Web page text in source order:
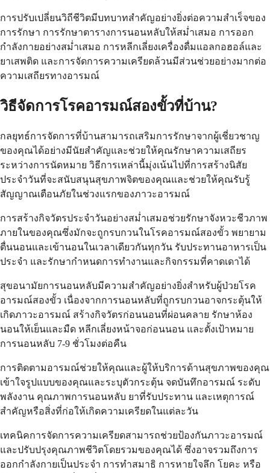
การปรับเปลี่ยนวิถีชีวิตมีบทบาทสำคัญอย่างยิ่งต่อความสำเร็จของ
การรักษา การรักษาตารางการนอนหลับให้สม่ำเสมอ การออก
กำลังกายอย่างสม่ำเสมอ การหลีกเลี่ยงเครื่องดื่มแอลกอฮอล์และ
ยาเสพติด และการจัดการความเครียดล้วนมีส่วนช่วยอย่างมากต่อ
ความเสถียรทางอารมณ์
วิธีจัดการโรคอารมณ์สองขั้วที่บ้าน?
กลยุทธ์การจัดการที่บ้านสามารถเสริมการรักษาจากผู้เชี่ยวชาญ
ของคุณได้อย่างมีนัยสำคัญและช่วยให้คุณรักษาความเสถียร
ระหว่างการนัดหมาย วิธีการเหล่านี้มุ่งเน้นไปที่การสร้างนิสัย
ประจำวันที่จะสนับสนุนสุขภาพจิตของคุณและช่วยให้คุณรับรู้
สัญญาณเตือนภัยในช่วงแรกของภาวะอารมณ์
การสร้างกิจวัตรประจำวันอย่างสม่ำเสมอช่วยรักษาจังหวะชีวภาพ
ภายในของคุณซึ่งมักจะถูกรบกวนในโรคอารมณ์สองขั้ว พยายาม
ตื่นนอนและเข้านอนในเวลาเดียวกันทุกวัน รับประทานอาหารเป็น
ประจำ และรักษากำหนดการทำงานและกิจกรรมที่คาดเดาได้
สุขอนามัยการนอนหลับมีความสำคัญอย่างยิ่งสำหรับผู้ป่วยโรค
อารมณ์สองขั้ว เนื่องจากการนอนหลับที่ถูกรบกวนอาจกระตุ้นให้
เกิดภาวะอารมณ์ สร้างกิจวัตรก่อนนอนที่ผ่อนคลาย รักษาห้อง
นอนให้เย็นและมืด หลีกเลี่ยงหน้าจอก่อนนอน และตั้งเป้าหมาย
การนอนหลับ 7-9 ชั่วโมงต่อคืน
การติดตามอารมณ์ช่วยให้คุณและผู้ให้บริการด้านสุขภาพของคุณ
เข้าใจรูปแบบของคุณและระบุตัวกระตุ้น จดบันทึกอารมณ์ ระดับ
พลังงาน คุณภาพการนอนหลับ ยาที่รับประทาน และเหตุการณ์
สำคัญหรือสิ่งที่ก่อให้เกิดความเครียดในแต่ละวัน
เทคนิคการจัดการความเครียดสามารถช่วยป้องกันภาวะอารมณ์
และปรับปรุงคุณภาพชีวิตโดยรวมของคุณได้ ซึ่งอาจรวมถึงการ
ออกกำลังกายเป็นประจำ การทำสมาธิ การหายใจลึก โยคะ หรือ